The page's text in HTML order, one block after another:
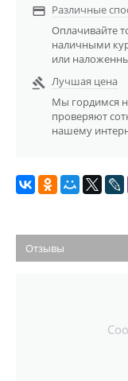
 Различные
Оплачивайте
наличными
или

Лучшая цена
Мы гордимся
проверяют
нашему
Отзывы